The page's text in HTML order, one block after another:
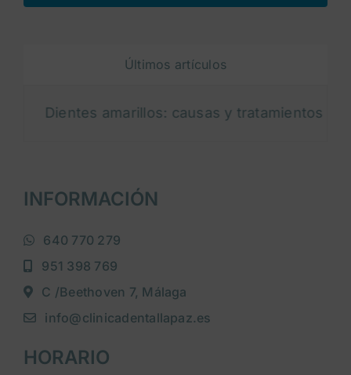
Últimos artículos
Dientes amarillos: causas y tratamientos para
INFORMACIÓN
640 770 279
951 398 769
C /Beethoven 7, Málaga
info@clinicadentallapaz.es
HORARIO